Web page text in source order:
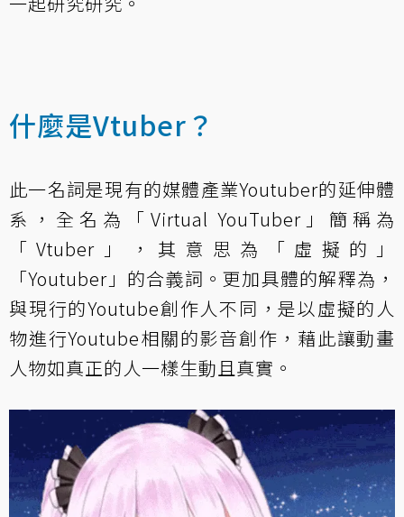
什麼是Vtuber？
此一名詞是現有的媒體產業Youtuber的延伸體
系，全名為「Virtual YouTuber」簡稱為
「Vtuber」，其意思為「虛擬的」
「Youtuber」的合義詞。更加具體的解釋為，
與現行的Youtube創作人不同，是以虛擬的人
物進行Youtube相關的影音創作，藉此讓動畫
人物如真正的人一樣生動且真實。